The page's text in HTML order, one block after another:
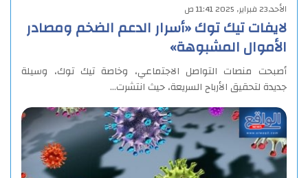
الأحد,23 فبراير, 2025 11:41 ص
لايفات تيك توك «أسرار الدعم الضخم ومصادر
الأموال المشبوهة»
أصبحت منصات التواصل الاجتماعي، وخاصة تيك توك، وسيلة
جديدة لتحقيق الأرباح السريعة، حيث انتشرت…